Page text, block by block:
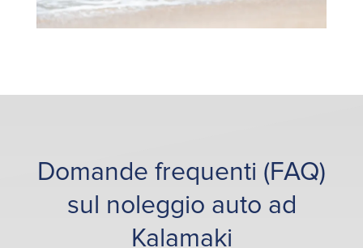
Domande frequenti (FAQ)
sul noleggio auto ad
Kalamaki